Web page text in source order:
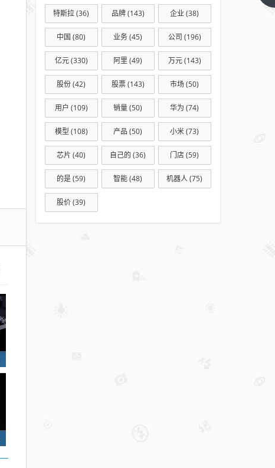
特斯拉(36) 品牌(143) 企业(38)
中国 (80) 业务(45) 公司 (196)
亿元(330) 阿里 (49) 万元(143)
股份(42) 股票(143) 市场(50)
用户 (109) 销量(50) 华为 (74)
模型 (108) 产品 (50) 小米(73)
芯片 (40) 自己的 (36) 门店(59)
的是(59) 智能(48) 机器人(75)
股价(39)